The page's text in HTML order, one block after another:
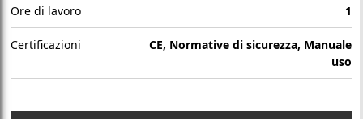
Ore di lavoro 1
Certificazioni
CE, Normative di sicurezza, Manuale
uso